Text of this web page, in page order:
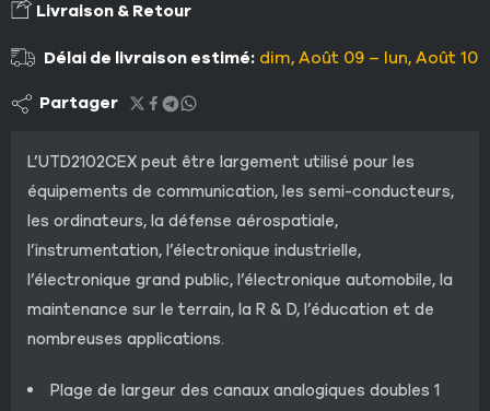
Livraison & Retour
Délai de livraison estimé: dim, Août 09 – lun, Août 10
Partager
L’UTD2102CEX peut être largement utilisé pour les
équipements de communication, les semi-conducteurs,
les ordinateurs, la défense aérospatiale,
l’instrumentation, l’électronique industrielle,
l’électronique grand public, l’électronique automobile, la
maintenance sur le terrain, la R & D, l’éducation et de
nombreuses applications.
Plage de largeur des canaux analogiques doubles 1